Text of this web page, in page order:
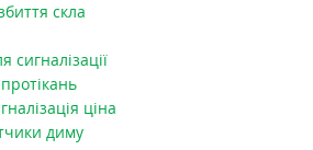
скла
сигналізації
ціна
диму